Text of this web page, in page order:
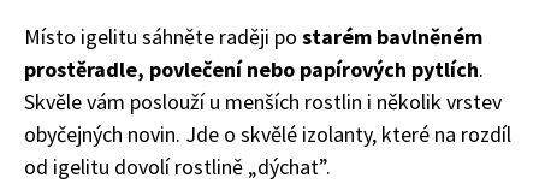
Místo igelitu sáhněte raději po starém bavlněném
prostěradle, povlečení nebo papírových pytlích.
Skvěle vám poslouží u menších rostlin i několik vrstev
obyčejných novin. Jde o skvělé izolanty, které na rozdíl
od igelitu dovolí rostlině „dýchat”.